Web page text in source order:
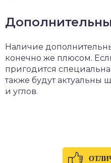
Наличие
конечно же плюсом.
пригодится
также будут актуальны
и углов.